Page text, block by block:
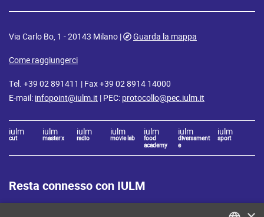
Via Carlo Bo, 1 - 20143 Milano |
Guarda la mappa
Come raggiungerci
Tel. +39 02 891411 | Fax +39 02 8914 14000
E-mail: infopoint@iulm.it | PEC: protocollo@pec.iulm.it
iulm
cut
iulm
master x
iulm
radio
iulm
movie lab
iulm
food
academy
iulm
diversament
e
iulm
sport
Resta connesso con IULM